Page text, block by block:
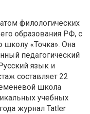
филологических
образования РФ, с
школу «Точка». Она
педагогический
язык и
составляет 22
школа
учебных
журнал Tatler